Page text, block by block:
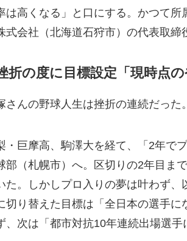
は高くなる」と口にする。かつて
式会社（北海道石狩市）の代表取締
折の度に目標設定「現時点
さんの野球人生は挫折の連続だった。
・巨摩高、駒澤大を経て、「2年で
部（札幌市）へ。区切りの2年目ま
た。しかしプロ入りの夢は叶わず
切り替えた目標は「全日本の選手
、次は「都市対抗10年連続出場選手